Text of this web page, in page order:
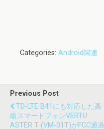
Categories: Android関連
Previous Post
TD-LTE B41にも対応した高
級スマートフォンVERTU
ASTER T (VM-01T)がFCC通過